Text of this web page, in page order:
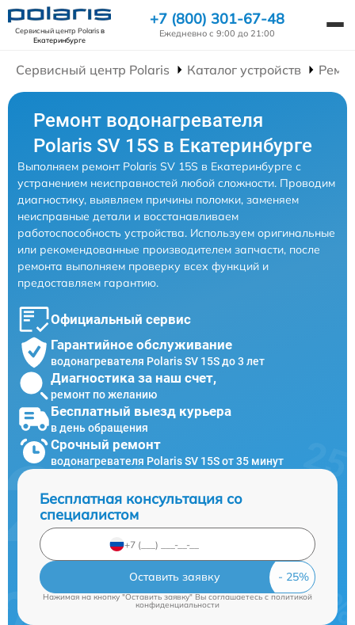
Сервисный центр Polarisв
Екатеринбурге
+7 (800) 301-67-48
Ежедневно с 9:00 до 21:00
Сервисный центр Polaris Каталог устройств
Ремонт водонагревателя
Polaris SV 15S в Екатеринбурге
Выполняем ремонт Polaris SV 15S в Екатеринбурге с
устранением неисправностей любой сложности. Проводим
диагностику, выявляем причины поломки, заменяем
неисправные детали и восстанавливаем
работоспособность устройства. Используем оригинальные
или рекомендованные производителем запчасти, после
ремонта выполняем проверку всех функций и
предоставляем гарантию.
Официальный сервис
Гарантийное обслуживание
водонагревателя Polaris SV 15S до 3 лет
Диагностика за наш счет,
ремонт по желанию
Бесплатный выезд курьера
в день обращения
Срочный ремонт
водонагревателя Polaris SV 15S от 35 минут
Бесплатная консультация со
специалистом
Оставить заявку
Нажимая на кнопку "Оставить заявку" Вы соглашаетесь cполитикой
конфиденциальности